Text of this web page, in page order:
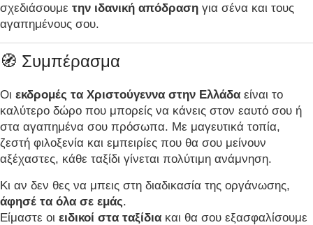
σχεδιάσουμε την ιδανική απόδραση για σένα και τους
αγαπημένους σου.
🧭 Συμπέρασμα
Οι εκδρομές τα Χριστούγεννα στην Ελλάδα είναι το
καλύτερο δώρο που μπορείς να κάνεις στον εαυτό σου ή
στα αγαπημένα σου πρόσωπα. Με μαγευτικά τοπία,
ζεστή φιλοξενία και εμπειρίες που θα σου μείνουν
αξέχαστες, κάθε ταξίδι γίνεται πολύτιμη ανάμνηση.
Κι αν δεν θες να μπεις στη διαδικασία της οργάνωσης,
άφησέ τα όλα σε εμάς.
Είμαστε οι ειδικοί στα ταξίδια και θα σου εξασφαλίσουμε